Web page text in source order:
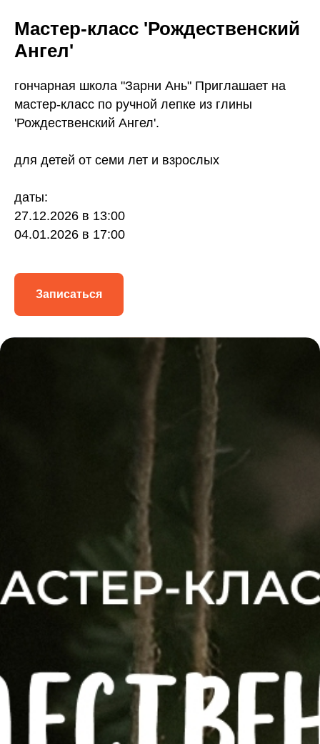
Мастер-класс 'Рождественский
Ангел'
гончарная школа "Зарни Ань" Приглашает на
мастер-класс по ручной лепке из глины
'Рождественский Ангел'.
для детей от семи лет и взрослых
даты:
27.12.2026 в 13:00
04.01.2026 в 17:00
Записаться